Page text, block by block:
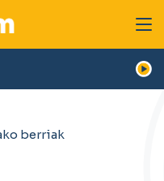
berriak